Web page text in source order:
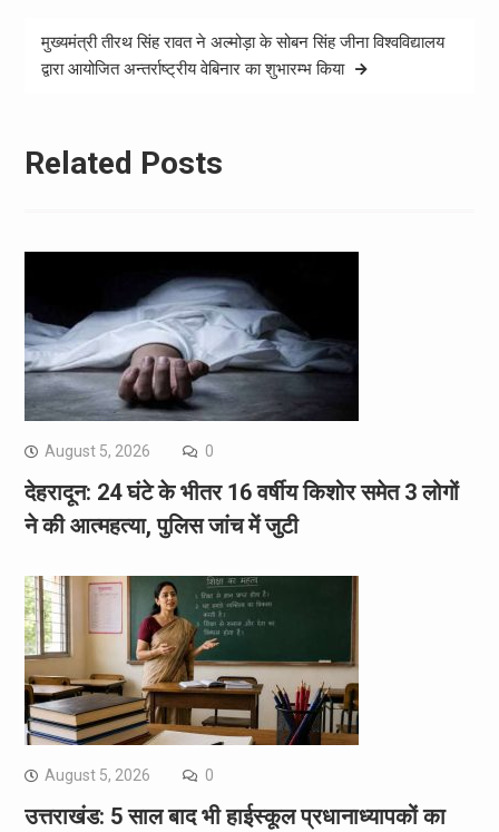
मुख्यमंत्री तीरथ सिंह रावत ने अल्मोड़ा के सोबन सिंह जीना विश्वविद्यालय
द्वारा आयोजित अन्तर्राष्ट्रीय वेबिनार का शुभारम्भ किया
Related Posts
August 5, 2026 0
देहरादून: 24 घंटे के भीतर 16 वर्षीय किशोर समेत 3 लोगों
ने की आत्महत्या, पुलिस जांच में जुटी
August 5, 2026 0
उत्तराखंड: 5 साल बाद भी हाईस्कूल प्रधानाध्यापकों का